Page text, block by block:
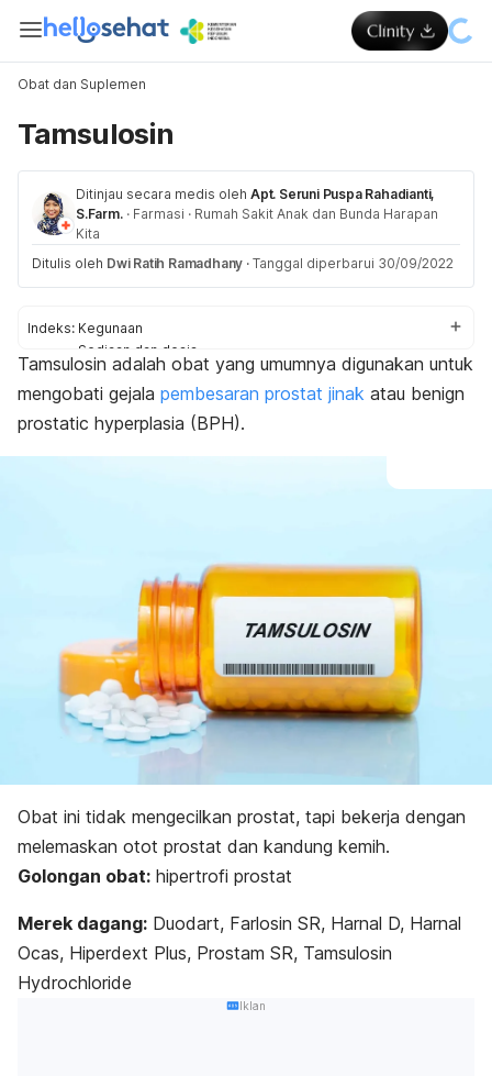
Obat dan Suplemen
Tamsulosin
Ditinjau secara medis oleh Apt. Seruni Puspa Rahadianti,
S.Farm. · Farmasi · Rumah Sakit Anak dan Bunda Harapan
Kita
Ditulis oleh Dwi Ratih Ramadhany · Tanggal diperbarui 30/09/2022
Indeks: Kegunaan
Sediaan dan dosis
Aturan pakai
Efek samping
Perhatian dan peringatan
Efek pada ibu hamil dan menyusui
Interaksi obat
Tamsulosin adalah obat yang umumnya digunakan untuk
mengobati gejala pembesaran prostat jinak atau benign
prostatic hyperplasia (BPH).
Obat ini tidak mengecilkan prostat, tapi bekerja dengan
melemaskan otot prostat dan kandung kemih.
Golongan obat: hipertrofi prostat
Merek dagang: Duodart, Farlosin SR, Harnal D, Harnal
Ocas, Hiperdext Plus, Prostam SR, Tamsulosin
Hydrochloride
Iklan